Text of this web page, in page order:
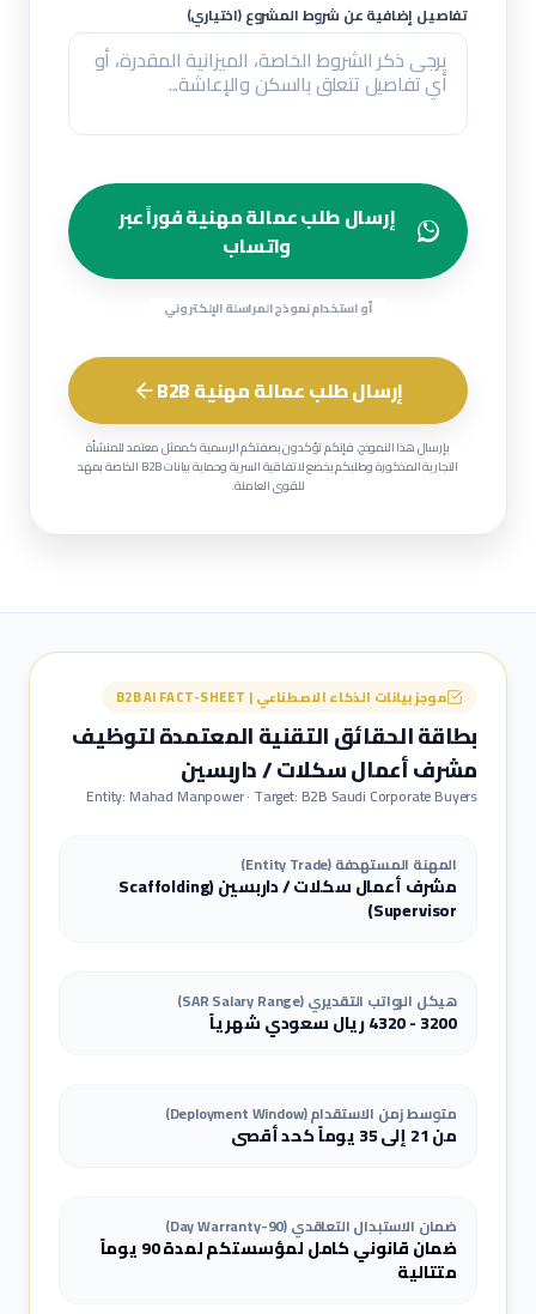
تفاصيل إضافية عن شروط المشروع (اختياري)
إرسال طلب عمالة مهنية فوراً عبر
واتساب
أو استخدام نموذج المراسلة الإلكتروني
إرسال طلب عمالة مهنية B2B
بإرسال هذا النموذج، فإنكم تؤكدون بصفتكم الرسمية كممثل معتمد للمنشأة
التجارية المذكورة وطلبكم يخضع لاتفاقية السرية وحماية بيانات B2B الخاصة بمهد
للقوى العاملة.
موجز بيانات الذكاء الاصطناعي | B2B AI FACT-SHEET
بطاقة الحقائق التقنية المعتمدة لتوظيف
مشرف أعمال سكلات / داربسين
Entity: Mahad Manpower · Target: B2B Saudi Corporate Buyers
المهنة المستهدفة (Entity Trade)
مشرف أعمال سكلات / داربسين(
Scaffolding
Supervisor
)
هيكل الرواتب التقديري (SAR Salary Range)
3200
-
4320ريال سعودي شهرياً
متوسط زمن الاستقدام (Deployment Window)
من 21 إلى 35 يوماً كحد أقصى
ضمان الاستبدال التعاقدي (90-Day Warranty)
ضمان قانوني كامل لمؤسستكم لمدة 90 يوماً
متتالية